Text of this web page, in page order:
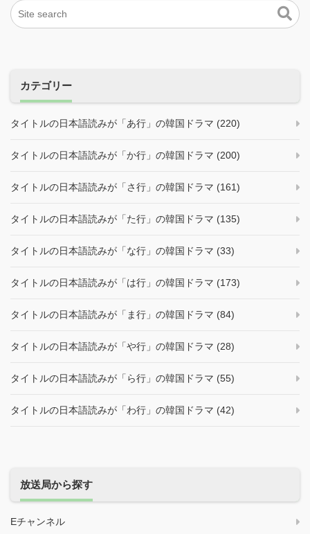
カテゴリー
タイトルの日本語読みが「あ行」の韓国ドラマ (220)
タイトルの日本語読みが「か行」の韓国ドラマ (200)
タイトルの日本語読みが「さ行」の韓国ドラマ (161)
タイトルの日本語読みが「た行」の韓国ドラマ (135)
タイトルの日本語読みが「な行」の韓国ドラマ (33)
タイトルの日本語読みが「は行」の韓国ドラマ (173)
タイトルの日本語読みが「ま行」の韓国ドラマ (84)
タイトルの日本語読みが「や行」の韓国ドラマ (28)
タイトルの日本語読みが「ら行」の韓国ドラマ (55)
タイトルの日本語読みが「わ行」の韓国ドラマ (42)
放送局から探す
Eチャンネル